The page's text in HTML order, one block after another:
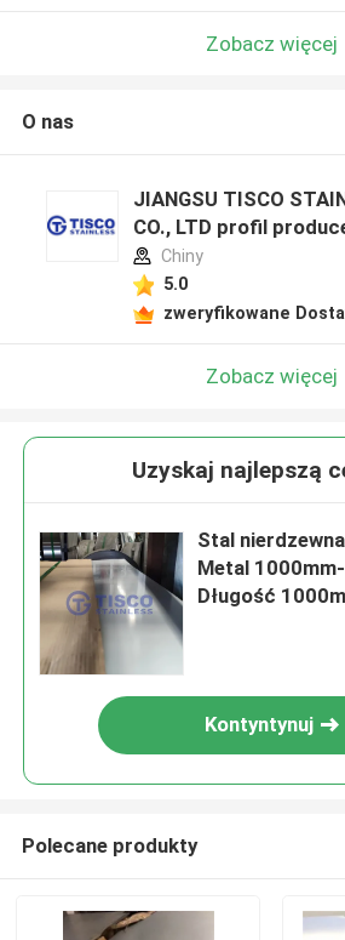
Zobacz więcej
O nas
JIANGSU TISCO
CO., LTD profil
Chiny
5.0
zweryfikowane
Zobacz więcej
Uzyskaj najlepszą
Stal
Metal
Długość
Kontyntynuj
Polecane produkty